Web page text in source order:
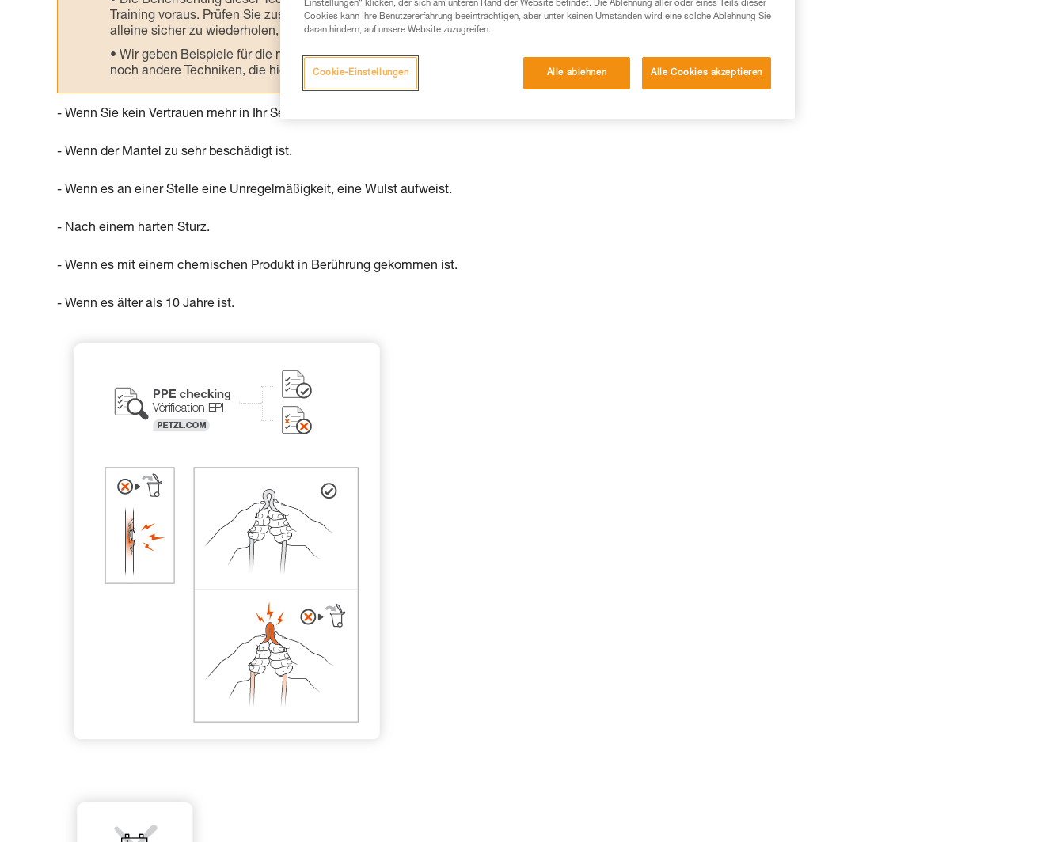
Training voraus. Prüfen Sie zusammen mit einem Profi, ob Sie in der Lage sind, den Vorgang
alleine sicher zu wiederholen, bevor Sie ihn eigenständig durchführen.
Wir geben Beispiele für die mit Ihrer Aktivität verbundenen Techniken. Möglicherweise gibt es
noch andere Techniken, die hier nicht beschrieben werden.
- Wenn Sie kein Vertrauen mehr in Ihr Seil haben.
- Wenn der Mantel zu sehr beschädigt ist.
- Wenn es an einer Stelle eine Unregelmäßigkeit, eine Wulst aufweist.
- Nach einem harten Sturz.
- Wenn es mit einem chemischen Produkt in Berührung gekommen ist.
- Wenn es älter als 10 Jahre ist.
Einstellungen“ klicken, der sich am unteren Rand der Website befindet. Die Ablehnung aller oder eines Teils dieser
Cookies kann Ihre Benutzererfahrung beeinträchtigen, aber unter keinen Umständen wird eine solche Ablehnung Sie
daran hindern, auf unsere Website zuzugreifen.
Alle ablehnen Alle Cookies akzeptieren
Cookie-Einstellungen